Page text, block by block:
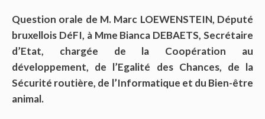
Question orale de M. Marc LOEWENSTEIN, Député
bruxellois DéFI, à Mme Bianca DEBAETS, Secrétaire
d’Etat, chargée de la Coopération au
développement, de l’Egalité des Chances, de la
Sécurité routière, de l’Informatique et du Bien-être
animal.